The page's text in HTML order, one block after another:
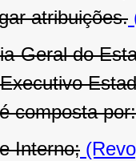
atribuições.
Geral do
composta por:
Interno;